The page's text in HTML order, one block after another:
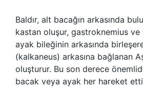
Baldır, alt bacağın arkasında
kastan oluşur, gastroknemius ve
ayak bileğinin arkasında
(kalkaneus) arkasına bağlanan
oluşturur. Bu son derece
bacak veya ayak her hareket